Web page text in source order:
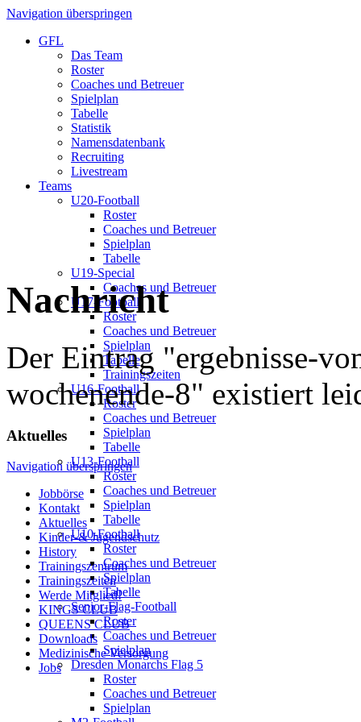
Navigation überspringen
GFL
Das Team
Roster
Coaches und Betreuer
Spielplan
Tabelle
Statistik
Namensdatenbank
Recruiting
Livestream
Teams
U20-Football
Roster
Coaches und Betreuer
Spielplan
Tabelle
U19-Special
Coaches und Betreuer
U17-Football
Roster
Coaches und Betreuer
Spielplan
Tabelle
Trainingszeiten
U16-Football
Roster
Coaches und Betreuer
Spielplan
Tabelle
U13-Football
Roster
Coaches und Betreuer
Spielplan
Tabelle
U10-Football
Roster
Coaches und Betreuer
Spielplan
Tabelle
Senior-Flag-Football
Roster
Coaches und Betreuer
Spielplan
Dresden Monarchs Flag 5
Roster
Coaches und Betreuer
Spielplan
Nachricht
Der Eintrag "ergebnisse-
wochenende-8" existiert
Aktuelles
Navigation überspringen
Jobbörse
Kontakt
Aktuelles
Kinder-& Jugendschutz
History
Trainingszentrum
Trainingszeiten
Werde Mitglied!
KINGS CLUB
QUEENS CLUB
Downloads
Medizinische Versorgung
Jobs